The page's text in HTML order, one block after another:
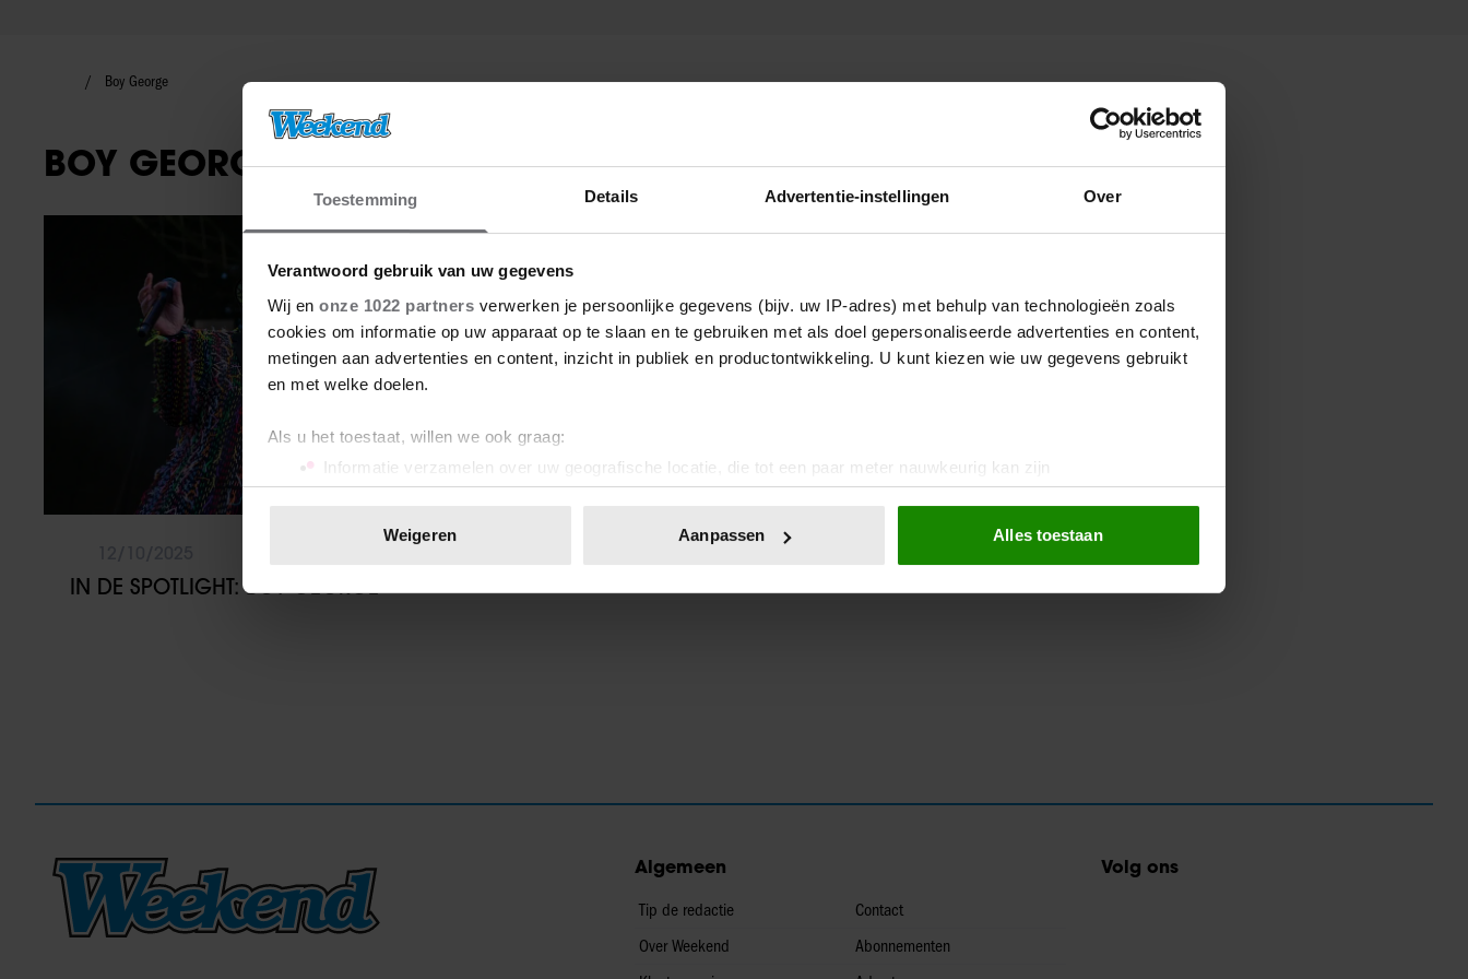
Toestemming Details Advertentie-instellingen Over
Verantwoord gebruik van uw gegevens
Wij en onze 1022 partners verwerken je persoonlijke gegevens (bijv. uw IP-adres) met behulp van technologieën zoals
cookies om informatie op uw apparaat op te slaan en te gebruiken met als doel gepersonaliseerde advertenties en content,
metingen aan advertenties en content, inzicht in publiek en productontwikkeling. U kunt kiezen wie uw gegevens gebruikt
en met welke doelen.
Als u het toestaat, willen we ook graag:
Informatie verzamelen over uw geografische locatie, die tot een paar meter nauwkeurig kan zijn
Uw apparaat identificeren door het actief te scannen op specifieke eigenschappen (fingerprinting)
toestemming op elk moment wijzigen of intrekken in de Cookieverklaring.
Weigeren Aanpassen Alles toestaan
Boy George
BOY GEORGE
In de spotlight
IN DE SPOTLIGHT: BOY GEORGE
Algemeen
Tip de redactie
Over Weekend
Contact
Abonnementen
Volg ons